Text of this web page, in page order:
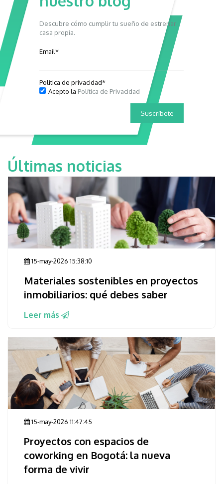
Descubre cómo cumplir tu sueño de estrenar
casa propia.
Email*
Politica de privacidad*
Acepto la Política de Privacidad
Últimas noticias
15-may-2026 15:38:10
Materiales sostenibles en proyectos
inmobiliarios: qué debes saber
Leer más
15-may-2026 11:47:45
Proyectos con espacios de
coworking en Bogotá: la nueva
forma de vivir